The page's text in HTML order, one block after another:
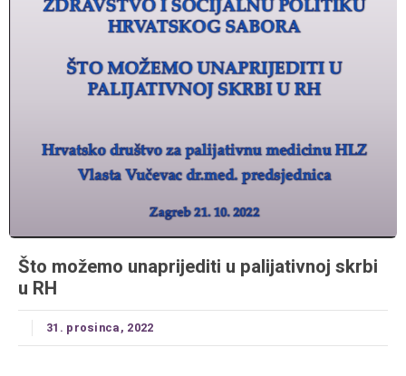
Što možemo unaprijediti u palijativnoj skrbi
u RH
31. prosinca, 2022